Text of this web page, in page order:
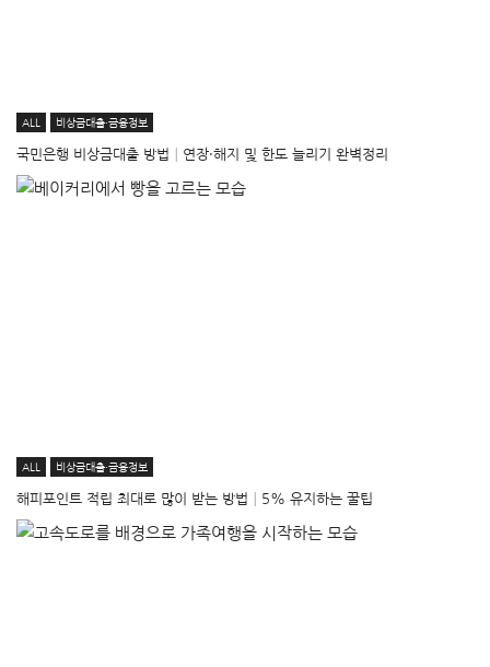
ALL 비상금대출·금융정보
국민은행 비상금대출 방법│연장·해지 및 한도 늘리기 완벽정리
ALL 비상금대출·금융정보
해피포인트 적립 최대로 많이 받는 방법│5% 유지하는 꿀팁